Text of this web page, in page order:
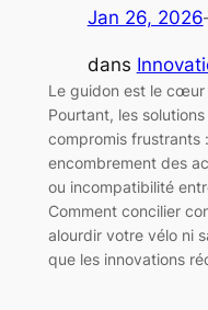
Jan 26, 2026
dans
Le guidon est le
Pourtant, les
compromis frustrants
encombrement des
ou incompatibilité
Comment concilier
alourdir votre vélo ni
que les innovations